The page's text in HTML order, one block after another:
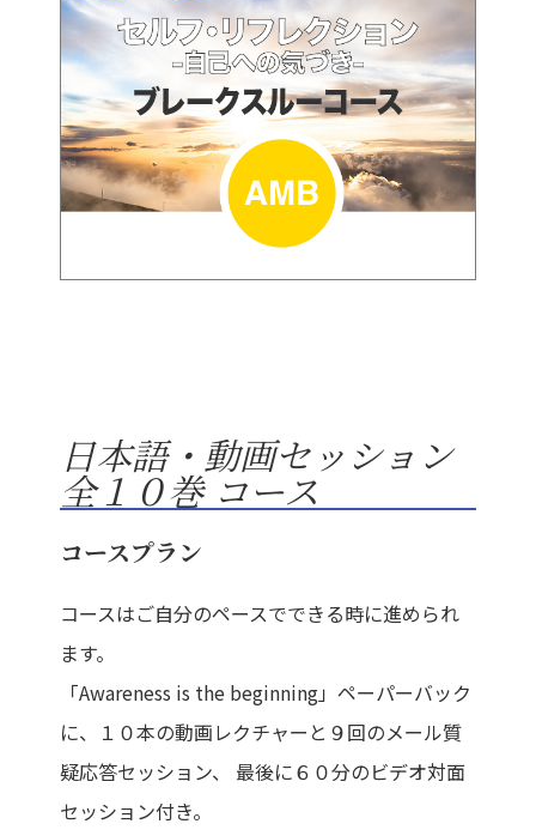
日本語・動画セッション
全１０巻 コース
コースプラン
コースはご自分のペースでできる時に進められ
ます。
「Awareness is the beginning」ペーパーバック
に、１０本の動画レクチャーと９回のメール質
疑応答セッション、 最後に６０分のビデオ対面
セッション付き。